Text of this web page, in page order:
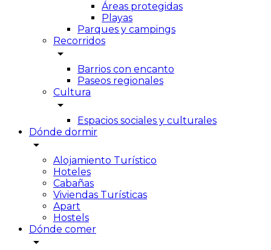
Áreas protegidas
Playas
Parques y campings
Recorridos
arrow_drop_down
Barrios con encanto
Paseos regionales
Cultura
arrow_drop_down
Espacios sociales y culturales
Dónde dormir
arrow_drop_down
Alojamiento Turístico
Hoteles
Cabañas
Viviendas Turísticas
Apart
Hostels
Dónde comer
arrow_drop_down